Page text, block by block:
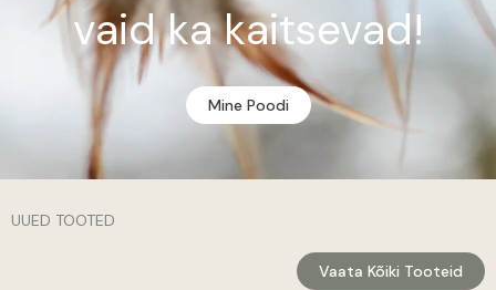
vaid ka kaitsevad!
Mine Poodi
UUED TOOTED
Vaata Kõiki Tooteid